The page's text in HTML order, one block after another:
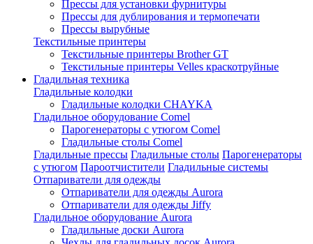
Прессы для установки фурнитуры
Прессы для дублирования и термопечати
Прессы вырубные
Текстильные принтеры
Текстильные принтеры Brother GT
Текстильные принтеры Velles краскотруйные
Гладильная техника
Гладильные колодки
Гладильные колодки CHAYKA
Гладильное оборудование Comel
Парогенераторы с утюгом Comel
Гладильные столы Comel
Гладильные прессы Гладильные столы Парогенераторы
с утюгом Пароотчистители Гладильные системы
Отпариватели для одежды
Отпариватели для одежды Aurora
Отпариватели для одежды Jiffy
Гладильное оборудование Aurora
Гладильные доски Aurora